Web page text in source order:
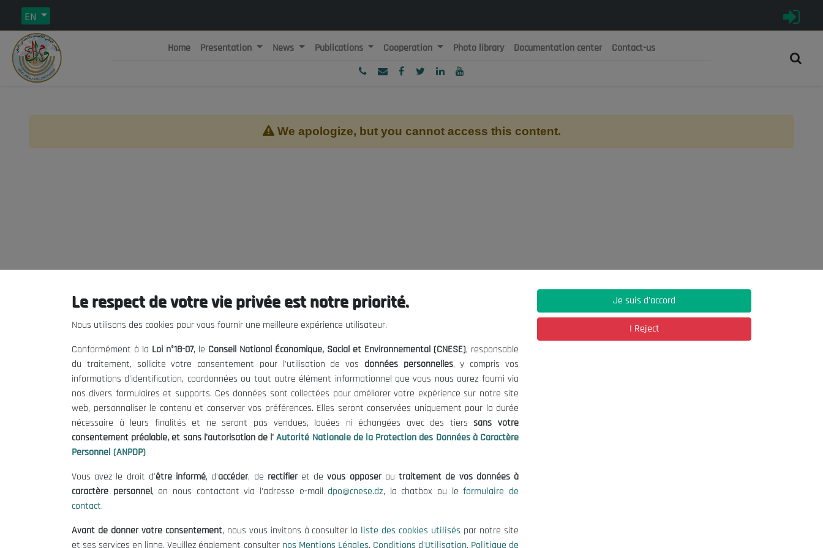
EN
République Algérienne Démocratique et Populaire الجزائرية الديمقراطية الشعبية
Home Presentation News Publications Cooperation Photo library Documentation center Contact-us
We apologize, but you cannot access this content.
THE NESEC
The President
Organisation
Publications
Useful Informations
Legal Notices
Terms of Use
Data Protection Policy
Cookie Policy
contact@cnese.dz
Suggestions or Initiatives?
Newsletter
Inscrivez-vous, soyez le premier à découvrir
nos dernières nouvelles.
Address
03, Rue Hassane Ibn Naamane Les Vergers
Follow Us!
© 2026 National Economic, Social and Environmental Council (NESC)
Le respect de votre vie privée est notre priorité.
Nous utilisons des cookies pour vous fournir une meilleure expérience utilisateur.
Conformément à la Loi n°18-07, le Conseil National Économique, Social et Environnemental (CNESE), responsable
du traitement, sollicite votre consentement pour l'utilisation de vos données personnelles, y compris vos
informations d'identification, coordonnées ou tout autre élément informationnel que vous nous aurez fourni via
nos divers formulaires et supports. Ces données sont collectées pour améliorer votre expérience sur notre site
web, personnaliser le contenu et conserver vos préférences. Elles seront conservées uniquement pour la durée
nécessaire à leurs finalités et ne seront pas vendues, louées ni échangées avec des tierssans votre
consentement préalable, et sans l'autorisation de l' Autorité Nationale de la Protection des Données à Caractère
Personnel (ANPDP)
Vous avez le droit d'être informé, d'accéder, de rectifieret devous opposerautraitement de vos données à
caractère personnel, en nous contactant via l'adresse e-mail dpo@cnese.dz, la chatbox ou leformulaire de
contact.
Avant de donner votre consentement, nous vous invitons à consulter la liste des cookies utilisés par notre site
et ses services en ligne. Veuillez également consulter nos Mentions Légales, Conditions d'Utilisation, Politique de
Je suis d'accord
I Reject